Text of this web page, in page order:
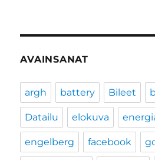
AVAINSANAT
argh battery Bileet
Datailu elokuva
engelberg facebook